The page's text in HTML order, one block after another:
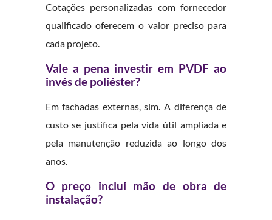
Cotações personalizadas com fornecedor
qualificado oferecem o valor preciso para
cada projeto.
Vale a pena investir em PVDF ao
invés de poliéster?
Em fachadas externas, sim. A diferença de
custo se justifica pela vida útil ampliada e
pela manutenção reduzida ao longo dos
anos.
O preço inclui mão de obra de
instalação?